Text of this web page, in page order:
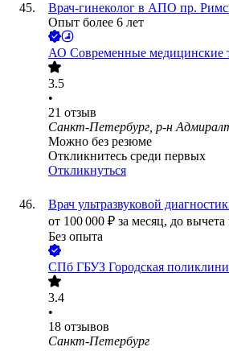
Врач-гинеколог в АПО пр.
Опыт более 6 лет
АО Современные медицинские
3.5
•
21 отзыв
Санкт-Петербург, р-н
Можно без резюме
Откликнитесь среди первых
Откликнуться
Врач ультразвуковой
от 100 000 ₽ за месяц, до вычета
Без опыта
СПб ГБУЗ Городская
3.4
•
18 отзывов
Санкт-Петербург